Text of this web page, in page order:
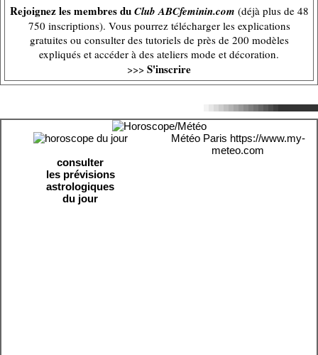
Rejoignez les membres duClub ABCfeminin.com (déjà plus de 48
750 inscriptions). Vous pourrez télécharger les explications
gratuites ou consulter des tutoriels de près de 200 modèles
expliqués et accéder à des ateliers mode et décoration.
>>> S'inscrire
consulter
les prévisions
astrologiques
du jour
Météo Paris https://www.my-
meteo.com